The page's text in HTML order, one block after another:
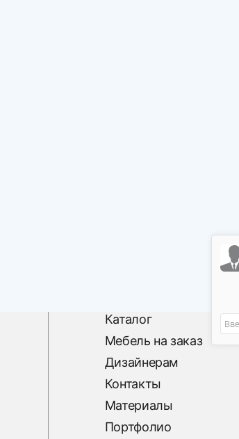
Каталог
Мебель на заказ
Дизайнерам
Контакты
Материалы
Портфолио